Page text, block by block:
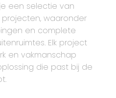
een selectie van
waaronder
en complete
Elk project
en vakmanschap
die past bij de